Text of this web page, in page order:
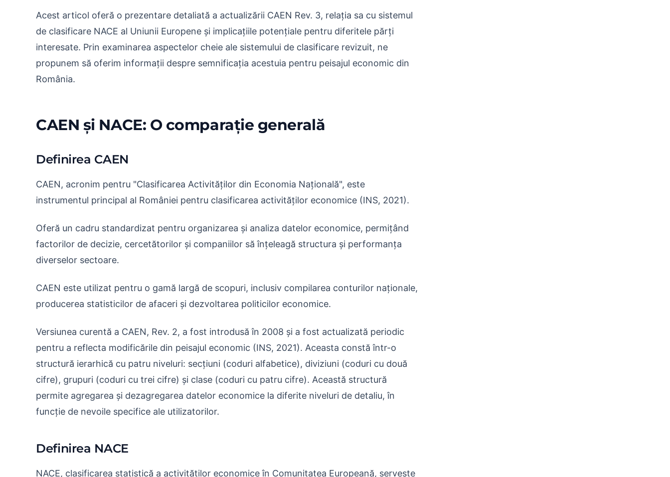
Acest articol oferă o prezentare detaliată a actualizării CAEN Rev. 3, relația sa cu sistemul
de clasificare NACE al Uniunii Europene și implicațiile potențiale pentru diferitele părți
interesate. Prin examinarea aspectelor cheie ale sistemului de clasificare revizuit, ne
propunem să oferim informații despre semnificația acestuia pentru peisajul economic din
România.
CAEN și NACE: O comparație generală
Definirea CAEN
CAEN, acronim pentru "Clasificarea Activităților din Economia Națională", este
instrumentul principal al României pentru clasificarea activităților economice (INS, 2021).
Oferă un cadru standardizat pentru organizarea și analiza datelor economice, permițând
factorilor de decizie, cercetătorilor și companiilor să înțeleagă structura și performanța
diverselor sectoare.
CAEN este utilizat pentru o gamă largă de scopuri, inclusiv compilarea conturilor naționale,
producerea statisticilor de afaceri și dezvoltarea politicilor economice.
Versiunea curentă a CAEN, Rev. 2, a fost introdusă în 2008 și a fost actualizată periodic
pentru a reflecta modificările din peisajul economic (INS, 2021). Aceasta constă într-o
structură ierarhică cu patru niveluri: secțiuni (coduri alfabetice), diviziuni (coduri cu două
cifre), grupuri (coduri cu trei cifre) și clase (coduri cu patru cifre). Această structură
permite agregarea și dezagregarea datelor economice la diferite niveluri de detaliu, în
funcție de nevoile specifice ale utilizatorilor.
Definirea NACE
NACE, clasificarea statistică a activităților economice în Comunitatea Europeană, servește